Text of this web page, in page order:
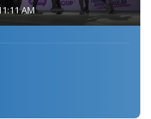
AM